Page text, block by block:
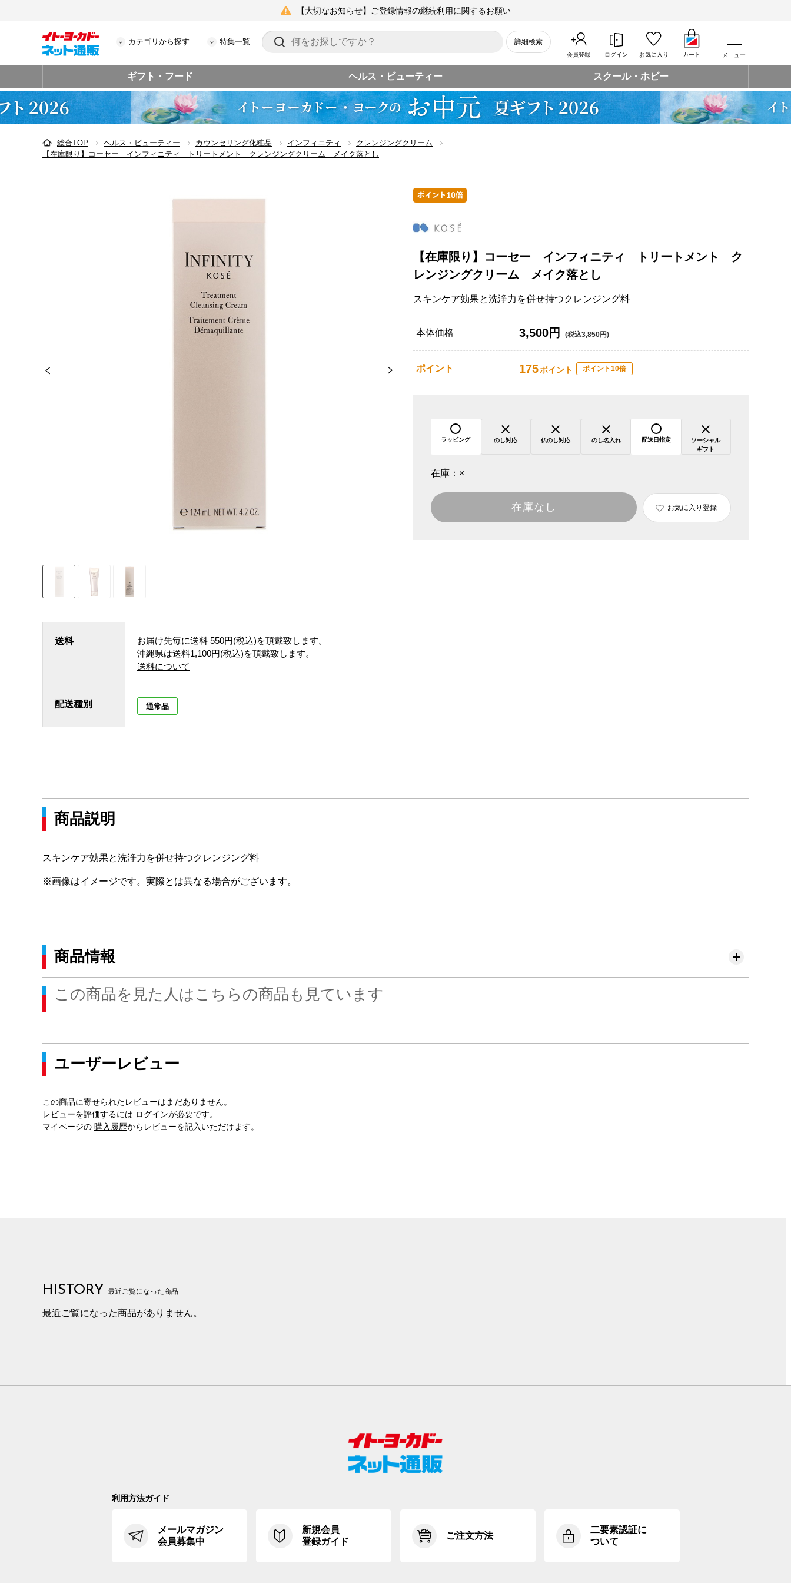
【大切なお知らせ】ご登録情報の継続利用に関するお願い
カテゴリから探す 特集一覧 詳細検索
会員登録 ログイン お気に入り カート メニュー
ギフト・フード ヘルス・ビューティー スクール・ホビー
総合TOP ヘルス・ビューティー カウンセリング化粧品 インフィニティ
クレンジングクリーム
【在庫限り】コーセー インフィニティ トリートメント クレンジングクリーム メイク落とし
送料 お届け先毎に送料 550円(税込)を頂戴致します。
沖縄県は送料1,100円(税込)を頂戴致します。
送料について
配送種別 通常品
【在庫限り】コーセー インフィニティ トリートメント ク
レンジングクリーム メイク落とし
スキンケア効果と洗浄力を併せ持つクレンジング料
本体価格 3,500円 (税込3,850円)
ポイント 175ポイント ポイント10倍
ラッピング のし対応 仏のし対応 のし名入れ 配送日指定
ソーシャル
ギフト
在庫： ×
在庫なし お気に入り登録
商品説明
スキンケア効果と洗浄力を併せ持つクレンジング料
※画像はイメージです。実際とは異なる場合がございます。
商品情報
この商品を見た人はこちらの商品も見ています
ユーザーレビュー
この商品に寄せられたレビューはまだありません。
レビューを評価するには ログインが必要です。
マイページの 購入履歴からレビューを記入いただけます。
HISTORY 最近ご覧になった商品
最近ご覧になった商品がありません。
利用方法ガイド
メールマガジン
会員募集中
新規会員
登録ガイド
ご注文方法
二要素認証に
ついて